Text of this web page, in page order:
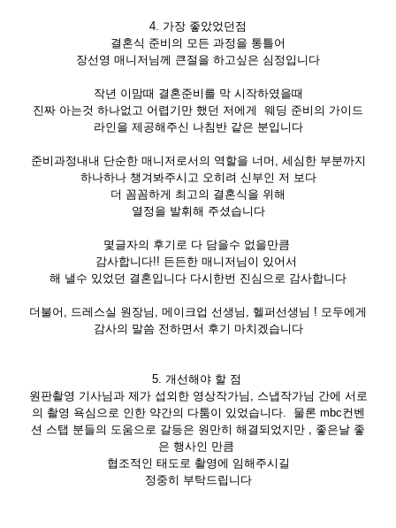
4. 가장 좋았었던점
결혼식 준비의 모든 과정을 통틀어
장선영 매니저님께 큰절을 하고싶은 심정입니다
작년 이맘때 결혼준비를 막 시작하였을때
진짜 아는것 하나없고 어렵기만 했던 저에게 웨딩 준비의 가이드
라인을 제공해주신 나침반 같은 분입니다
준비과정내내 단순한 매니저로서의 역할을 너머, 세심한 부분까지
하나하나 챙겨봐주시고 오히려 신부인 저 보다
더 꼼꼼하게 최고의 결혼식을 위해
열정을 발휘해 주셨습니다
몇글자의 후기로 다 담을수 없을만큼
감사합니다!! 든든한 매니저님이 있어서
해 낼수 있었던 결혼입니다 다시한번 진심으로 감사합니다
더불어, 드레스실 원장님, 메이크업 선생님, 헬퍼선생님 ! 모두에게
감사의 말씀 전하면서 후기 마치겠습니다
5. 개선해야 할 점
원판촬영 기사님과 제가 섭외한 영상작가님, 스냅작가님 간에 서로
의 촬영 욕심으로 인한 약간의 다툼이 있었습니다. 물론 mbc컨벤
션 스탭 분들의 도움으로 갈등은 원만히 해결되었지만 , 좋은날 좋
은 행사인 만큼
협조적인 태도로 촬영에 임해주시길
정중히 부탁드립니다